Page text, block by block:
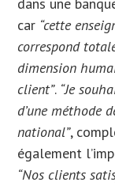
dans une
car “cette
correspond
dimension
client”. “Je
d’une méthode
national”,
également
“Nos clients